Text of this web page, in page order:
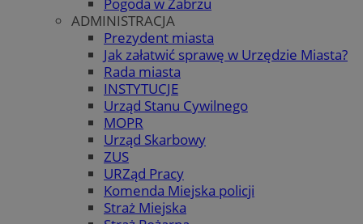
ADMINISTRACJA
Prezydent miasta
Jak załatwić sprawę w Urzędzie Miasta?
Rada miasta
INSTYTUCJE
Urząd Stanu Cywilnego
MOPR
Urząd Skarbowy
ZUS
URZąd Pracy
Komenda Miejska policji
Straż Miejska